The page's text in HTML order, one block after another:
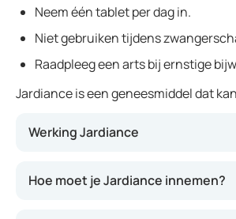
Neem één tablet per dag in.
Niet gebruiken tijdens
Raadpleeg een arts bij ernstige
Jardiance is een geneesmiddel dat
Werking Jardiance
Hoe moet je Jardiance innemen?